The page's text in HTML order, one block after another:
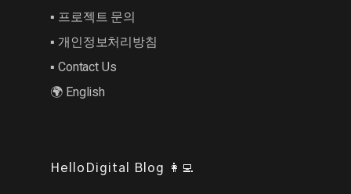
▪︎ 프로젝트 문의
▪︎ 개인정보처리방침
▪︎ Contact Us
🌍 English
HelloDigital Blog 👩‍💻